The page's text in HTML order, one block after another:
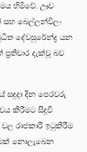
හිමිවේ. ඌව
සහ බෙල්ලන්විල-
දේවසුරේන්ද්‍ර යන
දැක්වූ බව
සඳුදා දින පෙරවරු
කිරීමට සිදුවී
රාජකාරි ඉටුකිරීම
නොලැබෙන